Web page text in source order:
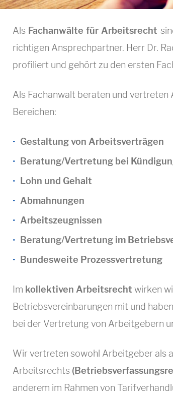
r
e
c
h
t
Als Fachanwälte für Arbeitsrecht
richtigen Ansprechpartner. Herr Dr.
profiliert und gehört zu den ersten
Als Fachanwalt beraten und
Bereichen:
Gestaltung von Arbeitsverträgen
Beratung/Vertretung bei
Lohn und Gehalt
Abmahnungen
Arbeitszeugnissen
Beratung/Vertretung im
Bundesweite Prozessvertretung
Im kollektiven Arbeitsrecht wirken
Betriebsvereinbarungen mit und
bei der Vertretung von Arbeitgebern
Wir vertreten sowohl Arbeitgeber als
Arbeitsrechts
anderem im Rahmen von